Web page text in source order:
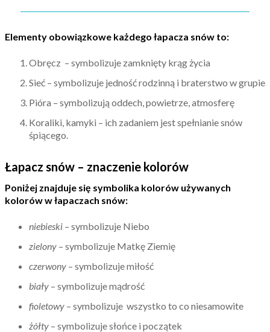
Elementy obowiązkowe każdego łapacza snów to:
Obręcz – symbolizuje zamknięty krąg życia
Sieć – symbolizuje jedność rodzinną i braterstwo w grupie
Pióra – symbolizują oddech, powietrze, atmosferę
Koraliki, kamyki – ich zadaniem jest spełnianie snów
śpiącego.
Łapacz snów – znaczenie kolorów
Poniżej znajduje się symbolika kolorów używanych
kolorów w łapaczach snów:
niebieski – symbolizuje Niebo
zielony – symbolizuje Matkę Ziemię
czerwony – symbolizuje miłość
biały – symbolizuje mądrość
fioletowy – symbolizuje wszystko to co niesamowite
żółty – symbolizuje słońce i początek